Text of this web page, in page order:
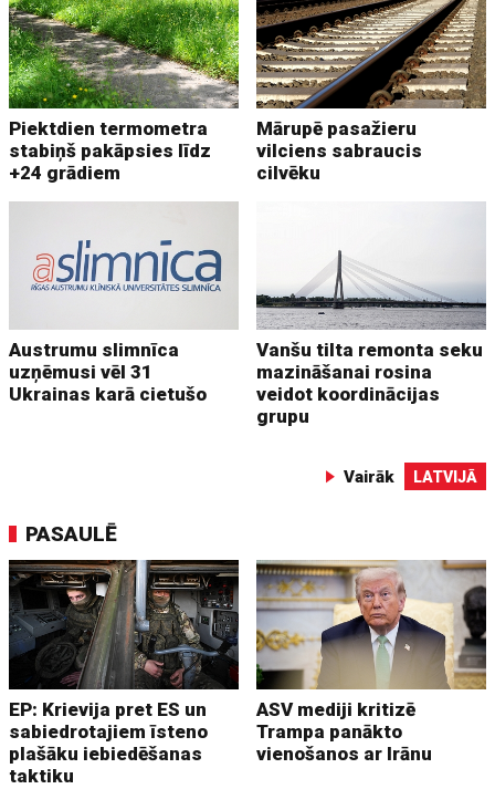
Piektdien termometra
stabiņš pakāpsies līdz
+24 grādiem
Mārupē pasažieru
vilciens sabraucis
cilvēku
Austrumu slimnīca
uzņēmusi vēl 31
Ukrainas karā cietušo
Vanšu tilta remonta seku
mazināšanai rosina
veidot koordinācijas
grupu
Vairāk LATVIJĀ
PASAULĒ
EP: Krievija pret ES un
sabiedrotajiem īsteno
plašāku iebiedēšanas
taktiku
ASV mediji kritizē
Trampa panākto
vienošanos ar Irānu